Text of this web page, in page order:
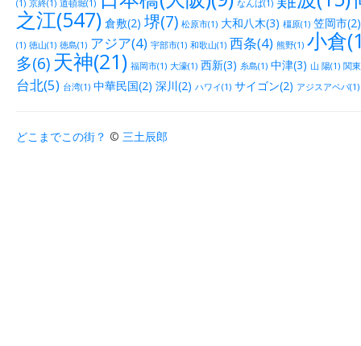
(1) 京終(1) 道頓堀(1) なんば(1)
之江(547) 倉敷(2) 堺(7) 松原市(1) 大和八木(3) 橿原(1) 笠岡市(2)
(1) 徳山(1) 徳島(1) アジア(4) 宇部市(1) 和歌山(1) 西条(4) 熊野(1) 小倉
多(6) 天神(21) 福岡市(1) 大濠(1) 西新(3) 糸島(1) 中津(3) 山 陽(1) 関
台北(5) 台湾(1) 中華民国(2) 深川(2) ハワイ(1) サイゴン(2) アジスアベバ(1)
どこまでこの街？ © 三土辰郎